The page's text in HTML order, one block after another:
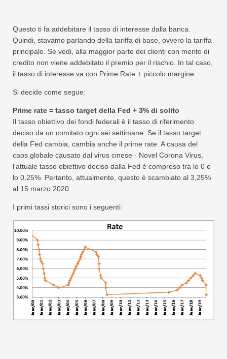
Questo ti fa addebitare il tasso di interesse dalla banca.
Quindi, stavamo parlando della tariffa di base, ovvero la tariffa
principale. Se vedi, alla maggior parte dei clienti con merito di
credito non viene addebitato il premio per il rischio. In tal caso,
il tasso di interesse va con Prime Rate + piccolo margine.
Si decide come segue:
Prime rate = tasso target della Fed + 3% di solito
Il tasso obiettivo dei fondi federali è il tasso di riferimento
deciso da un comitato ogni sei settimane. Se il tasso target
della Fed cambia, cambia anche il prime rate. A causa del
caos globale causato dal virus cinese - Novel Corona Virus,
l'attuale tasso obiettivo deciso dalla Fed è compreso tra lo 0 e
lo 0,25%. Pertanto, attualmente, questo è scambiato al 3,25%
al ​​15 marzo 2020.
I primi tassi storici sono i seguenti: